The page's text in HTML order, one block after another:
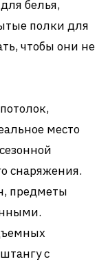
белья,
полки для
чтобы они не
место
снаряжения.
предметы
с